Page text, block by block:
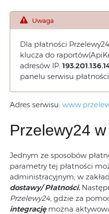
Uwaga
Dla płatności
klucza do
adresów IP:
panelu serwisu
Adres serwisu:
Przelewy24
Jednym ze sposobów
parametry tej płatności
administracyjnym, w
dostawy/ Płatności.
Przelewy24, gdzie za
integracjęmożna